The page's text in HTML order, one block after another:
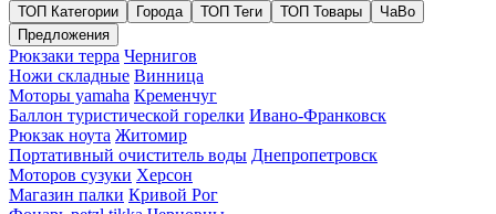
ТОП Категории Города ТОП Теги ТОП Товары
ЧаВо
Предложения
Рюкзаки терра Чернигов
Ножи складные Винница
Моторы yamaha Кременчуг
Баллон туристической горелки Ивано-Франковск
Рюкзак ноута Житомир
Портативный очиститель воды Днепропетровск
Моторов сузуки Херсон
Магазин палки Кривой Рог